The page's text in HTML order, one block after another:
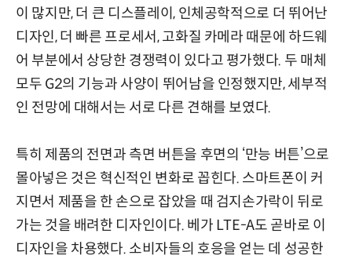
이 많지만, 더 큰 디스플레이, 인체공학적으로 더 뛰어난
디자인, 더 빠른 프로세서, 고화질 카메라 때문에 하드웨
어 부분에서 상당한 경쟁력이 있다고 평가했다. 두 매체
모두 G2의 기능과 사양이 뛰어남을 인정했지만, 세부적
인 전망에 대해서는 서로 다른 견해를 보였다.
특히 제품의 전면과 측면 버튼을 후면의 ‘만능 버튼’으로
몰아넣은 것은 혁신적인 변화로 꼽힌다. 스마트폰이 커
지면서 제품을 한 손으로 잡았을 때 검지손가락이 뒤로
가는 것을 배려한 디자인이다. 베가 LTE-A도 곧바로 이
디자인을 차용했다. 소비자들의 호응을 얻는 데 성공한